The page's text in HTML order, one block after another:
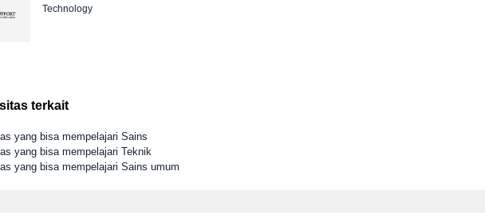
Technology
terkait
yang bisa mempelajari Sains
yang bisa mempelajari Teknik
yang bisa mempelajari Sains umum